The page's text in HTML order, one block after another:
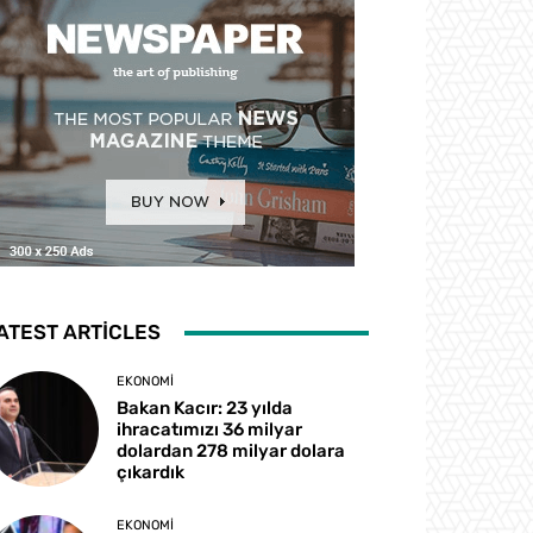
ARTICLES
EKONOMI
Bakan Kacır: 23 yılda
ihracatımızı 36 milyar
dolardan 278 milyar dolara
çıkardık
EKONOMI